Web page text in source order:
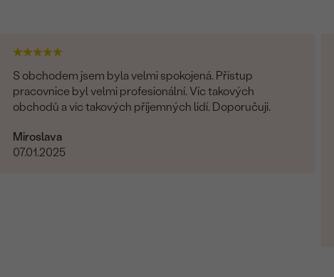
S obchodem jsem byla velmi spokojená. Přístup
pracovnice byl velmi profesionální. Víc takových
obchodů a víc takových příjemných lidí. Doporučuji.
Miroslava
07.01.2025